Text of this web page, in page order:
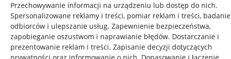
Przechowywanie informacji na urządzeniu lub dostęp do nich.
Spersonalizowane reklamy i treści, pomiar reklam i treści, badanie
odbiorców i ulepszanie usług. Zapewnienie bezpieczeństwa,
zapobieganie oszustwom i naprawianie błędów. Dostarczanie i
prezentowanie reklam i treści. Zapisanie decyzji dotyczących